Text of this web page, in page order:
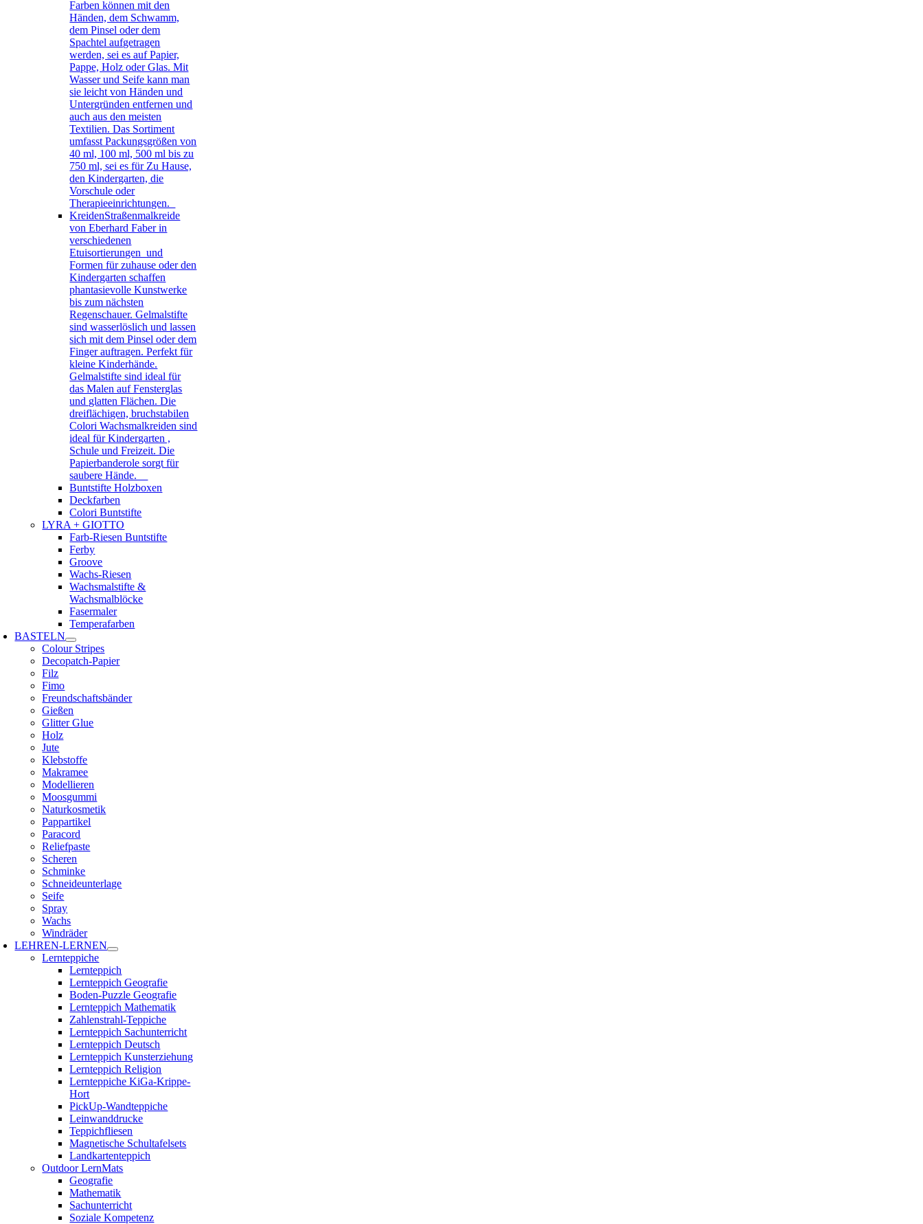
Farben können mit den
Händen, dem Schwamm,
dem Pinsel oder dem
Spachtel aufgetragen
werden, sei es auf Papier,
Pappe, Holz oder Glas. Mit
Wasser und Seife kann man
sie leicht von Händen und
Untergründen entfernen und
auch aus den meisten
Textilien. Das Sortiment
umfasst Packungsgrößen von
40 ml, 100 ml, 500 ml bis zu
750 ml, sei es für Zu Hause,
den Kindergarten, die
Vorschule oder
Therapieeinrichtungen.
KreidenStraßenmalkreide
von Eberhard Faber in
verschiedenen
Etuisortierungen und
Formen für zuhause oder den
Kindergarten schaffen
phantasievolle Kunstwerke
bis zum nächsten
Regenschauer. Gelmalstifte
sind wasserlöslich und lassen
sich mit dem Pinsel oder dem
Finger auftragen. Perfekt für
kleine Kinderhände.
Gelmalstifte sind ideal für
das Malen auf Fensterglas
und glatten Flächen. Die
dreiflächigen, bruchstabilen
Colori Wachsmalkreiden sind
ideal für Kindergarten ,
Schule und Freizeit. Die
Papierbanderole sorgt für
saubere Hände.
Buntstifte Holzboxen
Deckfarben
Colori Buntstifte
LYRA + GIOTTO
Farb-Riesen Buntstifte
Ferby
Groove
Wachs-Riesen
Wachsmalstifte &
Wachsmalblöcke
Fasermaler
Temperafarben
BASTELN
Colour Stripes
Decopatch-Papier
Filz
Fimo
Freundschaftsbänder
Gießen
Glitter Glue
Holz
Jute
Klebstoffe
Makramee
Modellieren
Moosgummi
Naturkosmetik
Pappartikel
Paracord
Reliefpaste
Scheren
Schminke
Schneideunterlage
Seife
Spray
Wachs
Windräder
LEHREN-LERNEN
Lernteppiche
Lernteppich
Lernteppich Geografie
Boden-Puzzle Geografie
Lernteppich Mathematik
Zahlenstrahl-Teppiche
Lernteppich Sachunterricht
Lernteppich Deutsch
Lernteppich Kunsterziehung
Lernteppich Religion
Lernteppiche KiGa-Krippe-
Hort
PickUp-Wandteppiche
Leinwanddrucke
Teppichfliesen
Magnetische Schultafelsets
Landkartenteppich
Outdoor LernMats
Geografie
Mathematik
Sachunterricht
Soziale Kompetenz